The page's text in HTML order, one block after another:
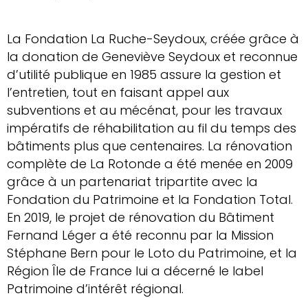
La Fondation La Ruche-Seydoux, créée grâce à
la donation de Geneviève Seydoux et reconnue
d’utilité publique en 1985 assure la gestion et
l’entretien, tout en faisant appel aux
subventions et au mécénat, pour les travaux
impératifs de réhabilitation au fil du temps des
bâtiments plus que centenaires. La rénovation
complète de La Rotonde a été menée en 2009
grâce à un partenariat tripartite avec la
Fondation du Patrimoine et la Fondation Total.
En 2019, le projet de rénovation du Bâtiment
Fernand Léger a été reconnu par la Mission
Stéphane Bern pour le Loto du Patrimoine, et la
Région Île de France lui a décerné le label
Patrimoine d’intérêt régional.